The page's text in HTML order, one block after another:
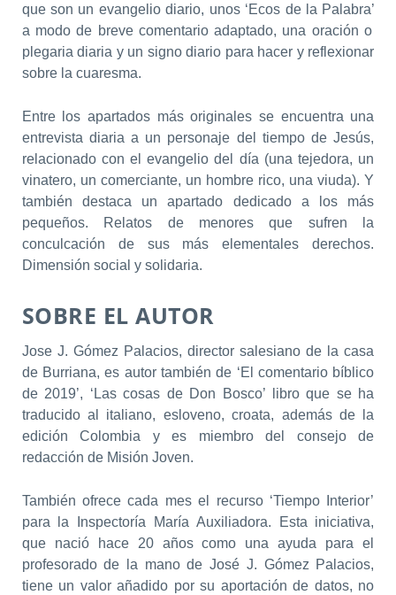
que son un evangelio diario, unos ‘Ecos de la Palabra’
a modo de breve comentario adaptado, una oración o
plegaria diaria y un signo diario para hacer y reflexionar
sobre la cuaresma.
Entre los apartados más originales se encuentra una
entrevista diaria a un personaje del tiempo de Jesús,
relacionado con el evangelio del día (una tejedora, un
vinatero, un comerciante, un hombre rico, una viuda). Y
también destaca un apartado dedicado a los más
pequeños. Relatos de menores que sufren la
conculcación de sus más elementales derechos.
Dimensión social y solidaria.
SOBRE EL AUTOR
Jose J. Gómez Palacios, director salesiano de la casa
de Burriana, es autor también de ‘El comentario bíblico
de 2019’, ‘Las cosas de Don Bosco’ libro que se ha
traducido al italiano, esloveno, croata, además de la
edición Colombia y es miembro del consejo de
redacción de Misión Joven.
También ofrece cada mes el recurso ‘Tiempo Interior’
para la Inspectoría María Auxiliadora. Esta iniciativa,
que nació hace 20 años como una ayuda para el
profesorado de la mano de José J. Gómez Palacios,
tiene un valor añadido por su aportación de datos, no